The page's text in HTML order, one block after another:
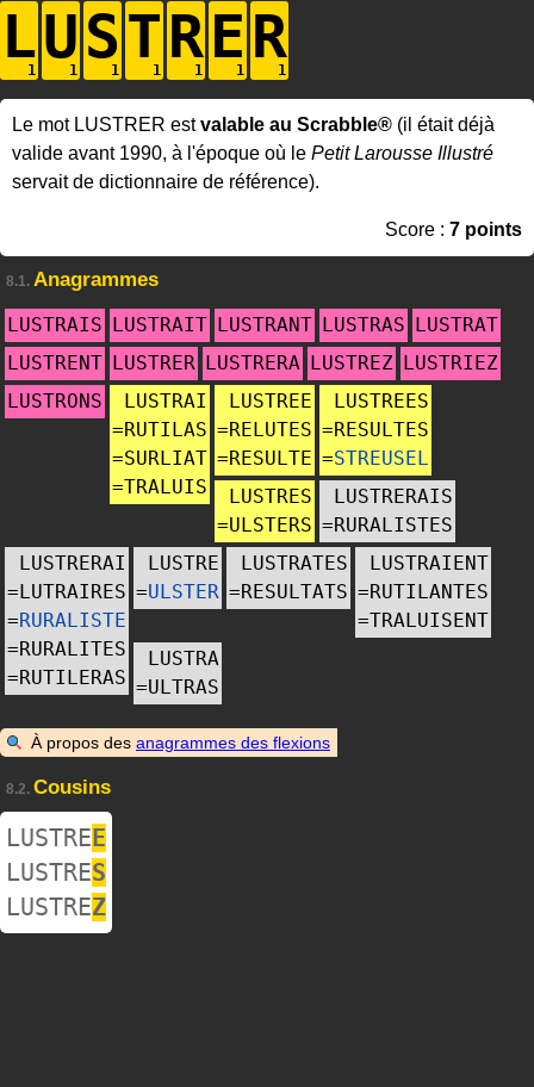
LUSTRER
Le mot LUSTRER estvalable au Scrabble® (il était déjà
valide avant 1990, à l'époque où le Petit Larousse Illustré
servait de dictionnaire de référence).
Score : 7 points
8.1. Anagrammes
LUSTRAIS LUSTRAIT LUSTRANT LUSTRAS LUSTRAT
LUSTRENT LUSTRER LUSTRERA LUSTREZ LUSTRIEZ
LUSTRONS
LUSTRAI
=RUTILAS
=SURLIAT
=TRALUIS
LUSTREE
=RELUTES
=RESULTE
LUSTREES
=RESULTES
=STREUSEL
LUSTRES
=ULSTERS
LUSTRERAIS
=RURALISTES
LUSTRERAI
=LUTRAIRES
=RURALISTE
=RURALITES
=RUTILERAS
LUSTRE
=ULSTER
LUSTRATES
=RESULTATS
LUSTRAIENT
=RUTILANTES
=TRALUISENT
LUSTRA
=ULTRAS
À propos des anagrammes des flexions
8.2. Cousins
LUSTREE
LUSTRES
LUSTREZ